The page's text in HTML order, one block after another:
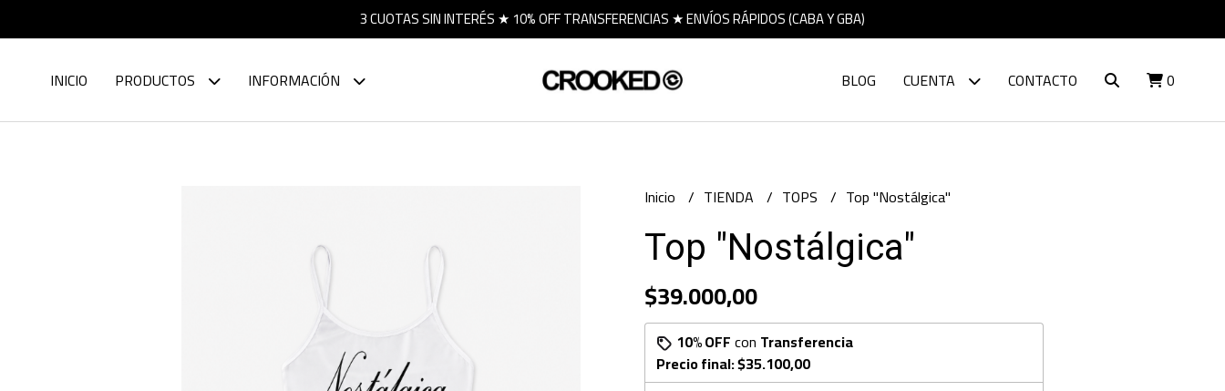
3 CUOTAS SIN INTERÉS ★ 10% OFF TRANSFERENCIAS ★ ENVÍOS RÁPIDOS (CABA Y GBA)
INICIO PRODUCTOS INFORMACIÓN BLOG CUENTA CONTACTO 0
Inicio TIENDA TOPS Top "Nostálgica"
Top "Nostálgica"
$39.000,00
10% OFFcon Transferencia
Precio final:$35.100,00